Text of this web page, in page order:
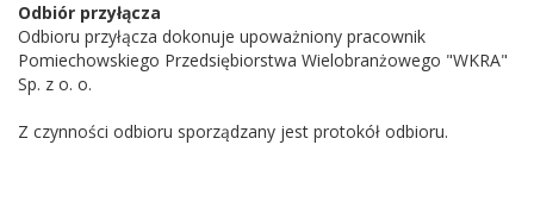
Odbiór przyłącza
Odbioru przyłącza dokonuje upoważniony pracownik
Pomiechowskiego Przedsiębiorstwa Wielobranżowego "WKRA"
Sp. z o. o.
Z czynności odbioru sporządzany jest protokół odbioru.